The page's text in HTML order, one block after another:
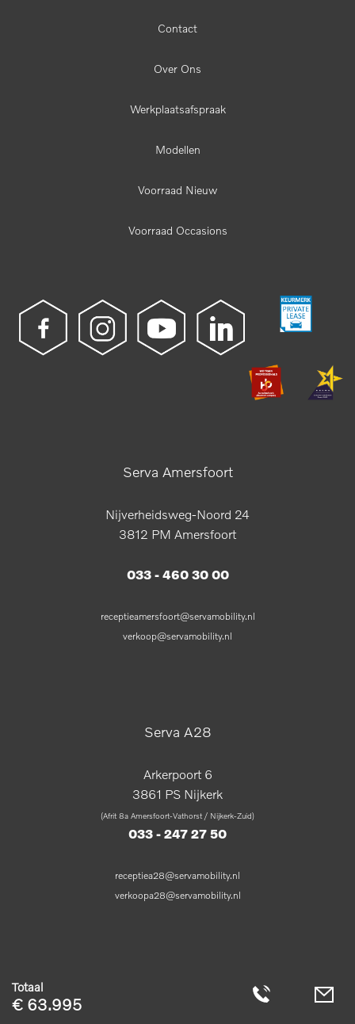
Totaal
€ 63.995
Contact
Over Ons
Werkplaatsafspraak
Modellen
Voorraad Nieuw
Voorraad Occasions
Serva Amersfoort
Nijverheidsweg-Noord 24
3812 PM Amersfoort
033 - 460 30 00
receptieamersfoort@servamobility.nl
verkoop@servamobility.nl
Serva A28
Arkerpoort 6
3861 PS Nijkerk
(Afrit 8a Amersfoort-Vathorst / Nijkerk-Zuid)
033 - 247 27 50
receptiea28@servamobility.nl
verkoopa28@servamobility.nl
Serva © 2026